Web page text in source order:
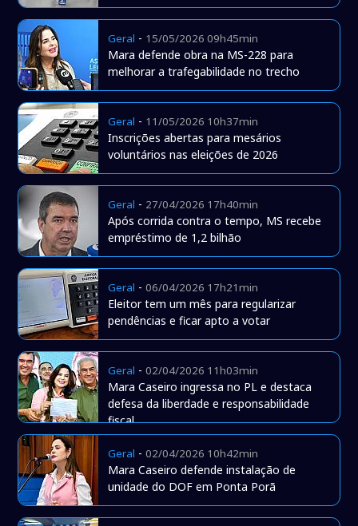
Geral - 15/05/2026 09h45min
Mara defende obra na MS-228 para
melhorar a trafegabilidade no trecho
Geral - 11/05/2026 10h37min
Inscrições abertas para mesários
voluntários nas eleições de 2026
Geral - 27/04/2026 17h40min
Após corrida contra o tempo, MS recebe
empréstimo de 1,2 bilhão
Geral -06/04/2026 17h21min
Eleitor tem um mês para regularizar
pendências e ficar apto a votar
Geral -02/04/2026 11h03min
Mara Caseiro ingressa no PL e destaca
defesa da liberdade e responsabilidade
fiscal
Geral -02/04/2026 10h42min
Mara Caseiro defende instalação de
unidade do DOF em Ponta Porã